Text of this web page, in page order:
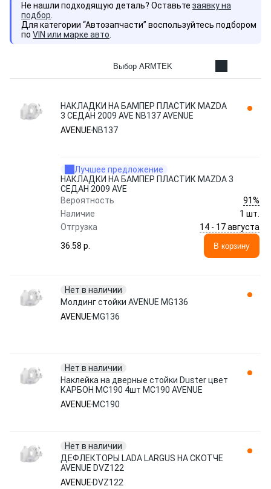
Не нашли подходящую деталь? Оставьте заявку на
подбор
Для категории “Автозапчасти” воспользуйтесь подбором
по VIN или марке авто
Выбор ARMTEK
НАКЛАДКИ НА БАМПЕР ПЛАСТИК MAZDA
3 СЕДАН 2009 AVE NB137 AVENUE
AVENUE NB137
Лучшее предложение
НАКЛАДКИ НА БАМПЕР ПЛАСТИК MAZDA 3
СЕДАН 2009 AVE
Вероятность
91%
Наличие
1 шт.
Отгрузка
14 - 17 августа
36.58 p.
В корзину
Нет в наличии
Молдинг стойки AVENUE MG136
AVENUE MG136
Нет в наличии
Наклейка на дверные стойки Duster цвет
КАРБОН МС190 4шт MC190 AVENUE
AVENUE MC190
Нет в наличии
ДЕФЛЕКТОРЫ LADA LARGUS НА СКОТЧЕ
AVENUE DVZ122
AVENUE DVZ122